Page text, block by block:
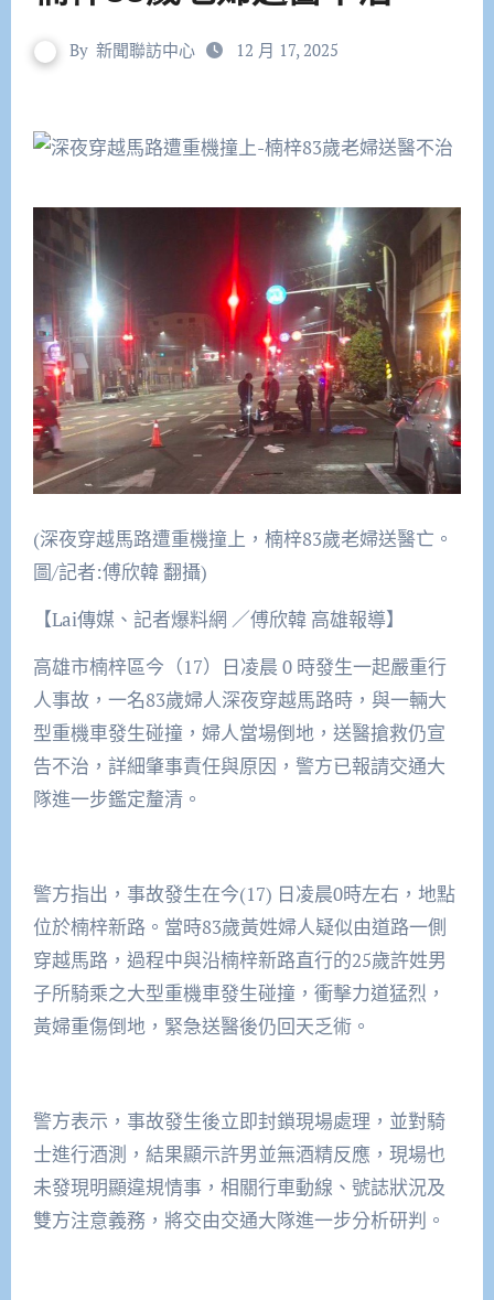
By 新聞聯訪中心 12 月 17, 2025
(深夜穿越馬路遭重機撞上，楠梓83歲老婦送醫亡。
圖/記者:傅欣韓 翻攝)
【Lai傳媒、記者爆料網 ／傅欣韓 高雄報導】
高雄市楠梓區今（17）日凌晨 0 時發生一起嚴重行
人事故，一名83歲婦人深夜穿越馬路時，與一輛大
型重機車發生碰撞，婦人當場倒地，送醫搶救仍宣
告不治，詳細肇事責任與原因，警方已報請交通大
隊進一步鑑定釐清。
警方指出，事故發生在今(17) 日凌晨0時左右，地點
位於楠梓新路。當時83歲黃姓婦人疑似由道路一側
穿越馬路，過程中與沿楠梓新路直行的25歲許姓男
子所騎乘之大型重機車發生碰撞，衝擊力道猛烈，
黃婦重傷倒地，緊急送醫後仍回天乏術。
警方表示，事故發生後立即封鎖現場處理，並對騎
士進行酒測，結果顯示許男並無酒精反應，現場也
未發現明顯違規情事，相關行車動線、號誌狀況及
雙方注意義務，將交由交通大隊進一步分析研判。